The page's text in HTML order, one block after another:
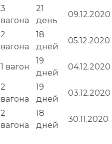
3
вагона
21
день
09.12.2020
2
вагона
18
дней
05.12.2020
1 вагон
19
дней
04.12.2020
2
вагона
19
дней
03.12.2020
2
вагона
18
дней
30.11.2020